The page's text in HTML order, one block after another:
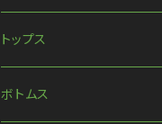
トップス
長袖
ボトムス